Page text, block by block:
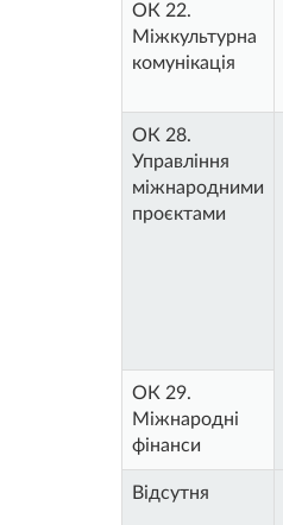
ОК 22.
Міжкультурна
комунікація
ОК 28.
Управління
міжнародними
проєктами
ОК 29.
Міжнародні
фінанси
Відсутня